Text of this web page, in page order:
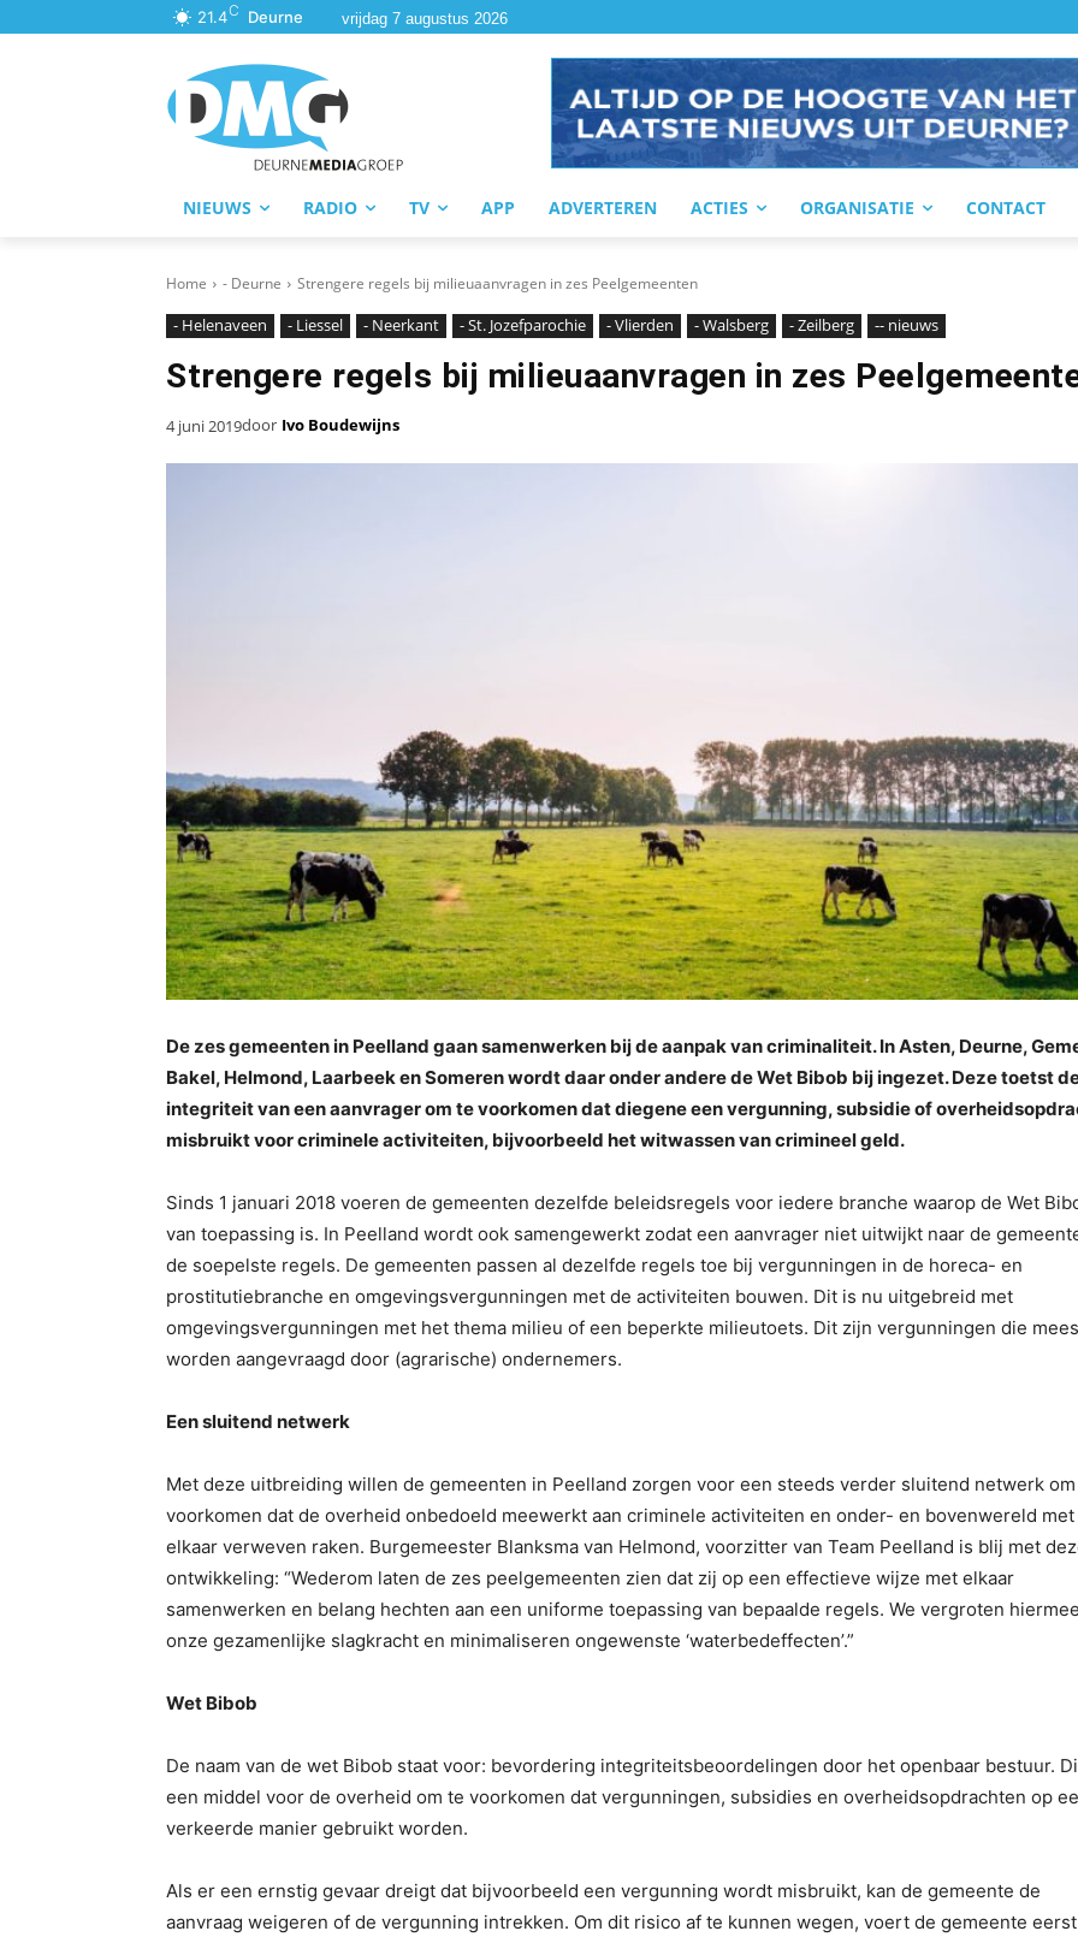
21.4C Deurne vrijdag 7 augustus 2026
NIEUWS RADIO TV APP ADVERTEREN ACTIES ORGANISATIE CONTACT
Home - Deurne Strengere regels bij milieuaanvragen in zes Peelgemeenten
- Helenaveen - Liessel - Neerkant - St. Jozefparochie - Vlierden - Walsberg - Zeilberg -- nieuws
Strengere regels bij milieuaanvragen in zes
4 juni 2019door Ivo Boudewijns
De zes gemeenten in Peelland gaan samenwerken bij de aanpak van criminaliteit. In Asten, Deurne,
Bakel, Helmond, Laarbeek en Someren wordt daar onder andere de Wet Bibob bij ingezet. Deze toetst
integriteit van een aanvrager om te voorkomen dat diegene een vergunning, subsidie of
misbruikt voor criminele activiteiten, bijvoorbeeld het witwassen van crimineel geld.
Sinds 1 januari 2018 voeren de gemeenten dezelfde beleidsregels voor iedere branche waarop de Wet
van toepassing is. In Peelland wordt ook samengewerkt zodat een aanvrager niet uitwijkt naar de
de soepelste regels. De gemeenten passen al dezelfde regels toe bij vergunningen in de horeca- en
prostitutiebranche en omgevingsvergunningen met de activiteiten bouwen. Dit is nu uitgebreid met
omgevingsvergunningen met het thema milieu of een beperkte milieutoets. Dit zijn vergunningen die
worden aangevraagd door (agrarische) ondernemers.
Een sluitend netwerk
Met deze uitbreiding willen de gemeenten in Peelland zorgen voor een steeds verder sluitend netwerk
voorkomen dat de overheid onbedoeld meewerkt aan criminele activiteiten en onder- en bovenwereld met
elkaar verweven raken. Burgemeester Blanksma van Helmond, voorzitter van Team Peelland is blij met
ontwikkeling: “Wederom laten de zes peelgemeenten zien dat zij op een effectieve wijze met elkaar
samenwerken en belang hechten aan een uniforme toepassing van bepaalde regels. We vergroten hiermee
onze gezamenlijke slagkracht en minimaliseren ongewenste ‘waterbedeffecten’.”
Wet Bibob
De naam van de wet Bibob staat voor: bevordering integriteitsbeoordelingen door het openbaar bestuur.
een middel voor de overheid om te voorkomen dat vergunningen, subsidies en overheidsopdrachten op
verkeerde manier gebruikt worden.
Als er een ernstig gevaar dreigt dat bijvoorbeeld een vergunning wordt misbruikt, kan de gemeente de
aanvraag weigeren of de vergunning intrekken. Om dit risico af te kunnen wegen, voert de gemeente